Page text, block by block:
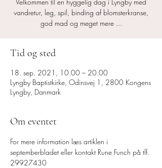
vandretur, leg, spil, binding af blomsterkranse,
god mad og meget mere ...
Tid og sted
18. sep. 2021, 10.00 – 20.00
Lyngby Baptistkirke, Odinsvej 1, 2800 Kongens
Lyngby, Danmark
Om eventet
For mere information læs artiklen i
septemberbladet eller kontakt Rune Funch på tlf.
29927430